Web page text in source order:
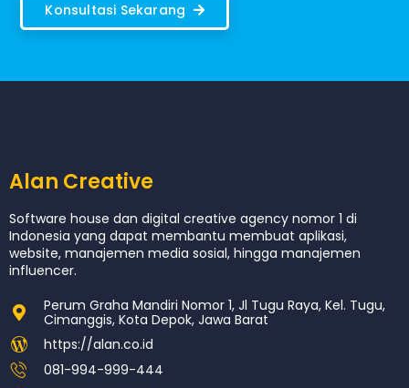
Konsultasi Sekarang
Alan Creative
Software house dan digital creative agency nomor 1 di
Indonesia yang dapat membantu membuat aplikasi,
website, manajemen media sosial, hingga manajemen
influencer.
Perum Graha Mandiri Nomor 1, Jl Tugu Raya, Kel. Tugu,
Cimanggis, Kota Depok, Jawa Barat
https://alan.co.id
081-994-999-444